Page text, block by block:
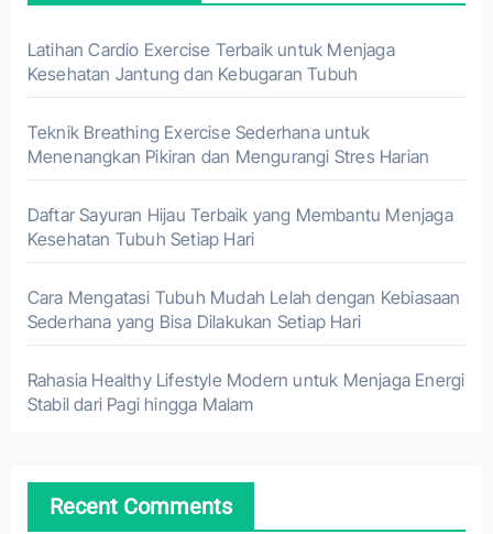
Latihan Cardio Exercise Terbaik untuk Menjaga
Kesehatan Jantung dan Kebugaran Tubuh
Teknik Breathing Exercise Sederhana untuk
Menenangkan Pikiran dan Mengurangi Stres Harian
Daftar Sayuran Hijau Terbaik yang Membantu Menjaga
Kesehatan Tubuh Setiap Hari
Cara Mengatasi Tubuh Mudah Lelah dengan Kebiasaan
Sederhana yang Bisa Dilakukan Setiap Hari
Rahasia Healthy Lifestyle Modern untuk Menjaga Energi
Stabil dari Pagi hingga Malam
Recent Comments